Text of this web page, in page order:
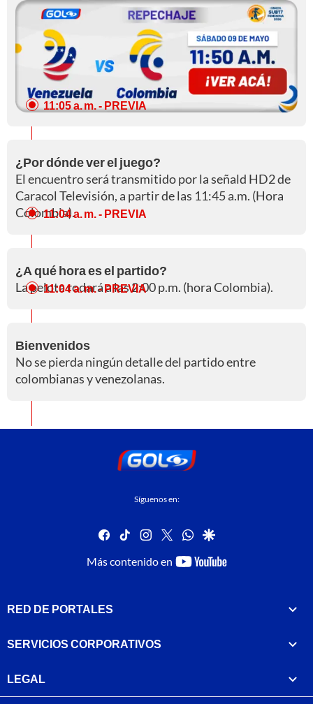
11:05 a. m.- PREVIA
¿Por dónde ver el juego?
El encuentro será transmitido por la señald HD2 de
Caracol Televisión, a partir de las 11:45 a.m. (Hora
Colombia).
11:04 a. m.- PREVIA
¿A qué hora es el partido?
La pelota rodará a las 2:00 p.m. (hora Colombia).
11:04 a. m.- PREVIA
Bienvenidos
No se pierda ningún detalle del partido entre
colombianas y venezolanas.
Síguenos en:
facebook
tiktok instagram
twitterwhatsapp
google
Más contenido en
youtube-
RED DE PORTALES
SERVICIOS CORPORATIVOS
LEGAL